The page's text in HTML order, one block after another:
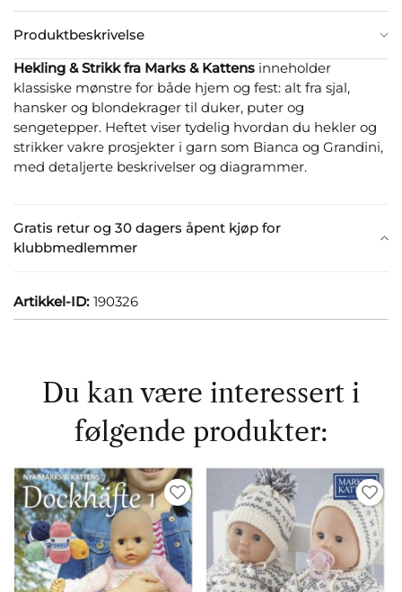
Produktbeskrivelse
Gratis retur og 30 dagers åpent kjøp for
klubbmedlemmer
Hekling & Strikk fra Marks & Kattens inneholder
klassiske mønstre for både hjem og fest: alt fra sjal,
hansker og blondekrager til duker, puter og
sengetepper. Heftet viser tydelig hvordan du hekler og
strikker vakre prosjekter i garn som Bianca og Grandini,
med detaljerte beskrivelser og diagrammer.
Artikkel-ID: 190326
Du kan være interessert i
følgende produkter: